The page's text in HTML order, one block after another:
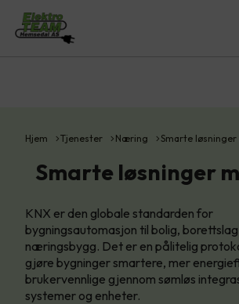
Hjem Tjenester Næring Smarte løsninger
Smarte løsninger
KNX er den globale standarden for
bygningsautomasjon til bolig,
næringsbygg. Det er en pålitelig
gjøre bygninger smartere, mer
brukervennlige gjennom sømløs
systemer og enheter.